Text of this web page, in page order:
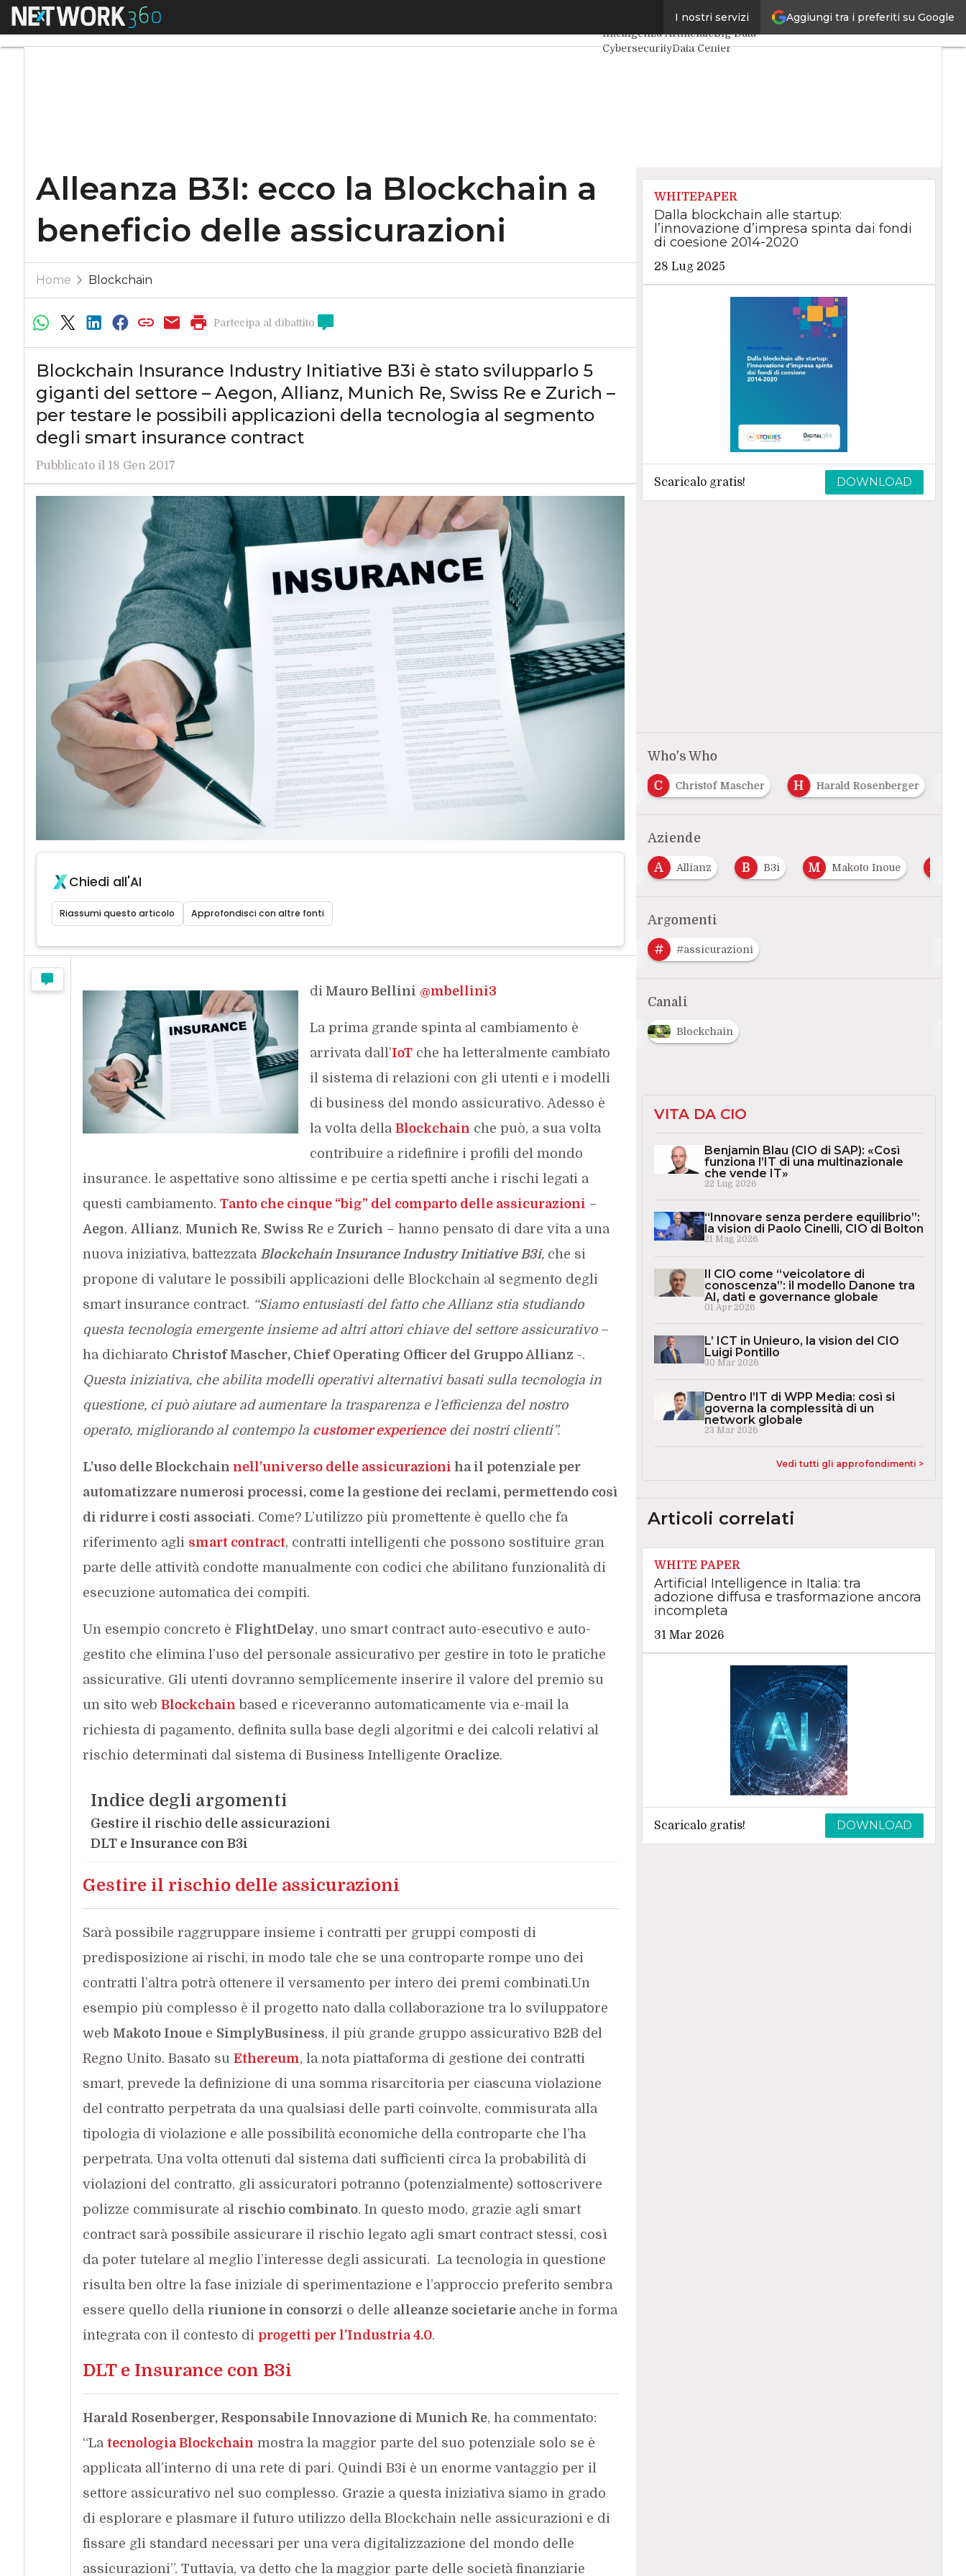
Aggiungi tra i preferiti su Google
I nostri servizi
Menu
Intelligenza ArtificialeBig Data
CybersecurityData Center
Alleanza B3I: ecco la Blockchain a
beneficio delle assicurazioni
Home Blockchain
Partecipa al dibattito
Blockchain Insurance Industry Initiative B3i è stato svilupparlo 5
giganti del settore – Aegon, Allianz, Munich Re, Swiss Re e Zurich –
per testare le possibili applicazioni della tecnologia al segmento
degli smart insurance contract
Pubblicato il 18 Gen 2017
Chiedi all'AI
Riassumi questo articolo Approfondisci con altre fonti
di Mauro Bellini @mbellini3
La prima grande spinta al cambiamento è
arrivata dall’IoTche ha letteralmente cambiato
il sistema di relazioni con gli utenti e i modelli
di business del mondo assicurativo. Adesso è
la volta della Blockchain che può, a sua volta
contribuire a ridefinire i profili del mondo
insurance. le aspettative sono altissime e pe certia spetti anche i rischi legati a
questi cambiamento. Tanto che cinque “big” del comparto delle assicurazioni –
Aegon, Allianz, Munich Re, Swiss Re e Zurich – hanno pensato di dare vita a una
nuova iniziativa, battezzata Blockchain Insurance Industry Initiative B3i, che si
propone di valutare le possibili applicazioni delle Blockchain al segmento degli
smart insurance contract. “Siamo entusiasti del fatto che Allianz stia studiando
questa tecnologia emergente insieme ad altri attori chiave del settore assicurativo–
ha dichiarato Christof Mascher, Chief Operating Officer del Gruppo Allianz -.
Questa iniziativa, che abilita modelli operativi alternativi basati sulla tecnologia in
questione, ci può aiutare ad aumentare la trasparenza e l’efficienza del nostro
operato, migliorando al contempo la customer experiencedei nostri clienti”.
L’uso delle Blockchain nell’universo delle assicurazioni ha il potenziale per
automatizzare numerosi processi, come la gestione dei reclami, permettendo così
di ridurre i costi associati. Come? L’utilizzo più promettente è quello che fa
riferimento agli smart contract, contratti intelligenti che possono sostituire gran
parte delle attività condotte manualmente con codici che abilitano funzionalità di
esecuzione automatica dei compiti.
Un esempio concreto è FlightDelay, uno smart contract auto-esecutivo e auto-
gestito che elimina l’uso del personale assicurativo per gestire in toto le pratiche
assicurative. Gli utenti dovranno semplicemente inserire il valore del premio su
un sito web Blockchain based e riceveranno automaticamente via e-mail la
richiesta di pagamento, definita sulla base degli algoritmi e dei calcoli relativi al
rischio determinati dal sistema di Business Intelligente Oraclize.
Indice degli argomenti
Gestire il rischio delle assicurazioni
DLT e Insurance con B3i
Gestire il rischio delle assicurazioni
Sarà possibile raggruppare insieme i contratti per gruppi composti di
predisposizione ai rischi, in modo tale che se una controparte rompe uno dei
contratti l’altra potrà ottenere il versamento per intero dei premi combinati.Un
esempio più complesso è il progetto nato dalla collaborazione tra lo sviluppatore
web Makoto Inouee SimplyBusiness, il più grande gruppo assicurativo B2B del
Regno Unito. Basato su Ethereum, la nota piattaforma di gestione dei contratti
smart, prevede la definizione di una somma risarcitoria per ciascuna violazione
del contratto perpetrata da una qualsiasi delle parti coinvolte, commisurata alla
tipologia di violazione e alle possibilità economiche della controparte che l’ha
perpetrata. Una volta ottenuti dal sistema dati sufficienti circa la probabilità di
violazioni del contratto, gli assicuratori potranno (potenzialmente) sottoscrivere
polizze commisurate al rischio combinato. In questo modo, grazie agli smart
contract sarà possibile assicurare il rischio legato agli smart contract stessi, così
da poter tutelare al meglio l’interesse degli assicurati. La tecnologia in questione
risulta ben oltre la fase iniziale di sperimentazione e l’approccio preferito sembra
essere quello della riunione in consorzi o delle alleanze societarie anche in forma
integrata con il contesto di progetti per l’Industria 4.0.
DLT e Insurance con B3i
Harald Rosenberger, Responsabile Innovazione di Munich Re, ha commentato:
“La tecnologia Blockchain mostra la maggior parte del suo potenziale solo se è
applicata all’interno di una rete di pari. Quindi B3i è un enorme vantaggio per il
settore assicurativo nel suo complesso. Grazie a questa iniziativa siamo in grado
di esplorare e plasmare il futuro utilizzo della Blockchain nelle assicurazioni e di
fissare gli standard necessari per una vera digitalizzazione del mondo delle
assicurazioni”. Tuttavia, va detto che la maggior parte delle società finanziarie
WHITEPAPER
Dalla blockchain alle startup:
l’innovazione d’impresa spinta dai fondi
di coesione 2014-2020
28 Lug 2025
Scaricalo gratis! DOWNLOAD
Who's Who
C Christof Mascher H Harald Rosenberger
Aziende
Allianz B3i M Makoto Inoue M
Argomenti
# #assicurazioni
Canali
Blockchain
VITA DA CIO
Benjamin Blau (CIO di SAP): «Così
funziona l’IT di una multinazionale
che vende IT»
22 Lug 2026
“Innovare senza perdere equilibrio”:
la vision di Paolo Cinelli, CIO di Bolton
21 Mag 2026
Il CIO come “veicolatore di
conoscenza”: il modello Danone tra
AI, dati e governance globale
01 Apr 2026
L’ ICT in Unieuro, la vision del CIO
Luigi Pontillo
30 Mar 2026
Dentro l’IT di WPP Media: così si
governa la complessità di un
network globale
23 Mar 2026
Vedi tutti gli approfondimenti >
Articoli correlati
WHITE PAPER
Artificial Intelligence in Italia: tra
adozione diffusa e trasformazione ancora
incompleta
31 Mar 2026
Scaricalo gratis! DOWNLOAD